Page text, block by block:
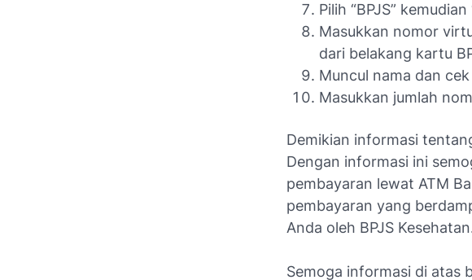
Pilih “BPJS”
Masukkan nomor
dari belakang kartu
Muncul nama dan
Masukkan jumlah
Demikian informasi
Dengan informasi ini
pembayaran lewat ATM
pembayaran yang
Anda oleh BPJS
Semoga informasi di atas